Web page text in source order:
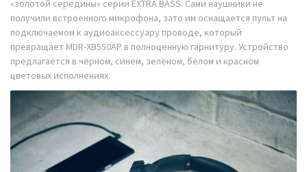
«золотой середины» серии EXTRA BASS. Сами наушники не
получили встроенного микрофона, зато им оснащается пульт на
подключаемом к аудиоаксессуару проводе, который
превращает MDR-XB550AP в полноценную гарнитуру. Устройство
предлагается в чёрном, синем, зелёном, белом и красном
цветовых исполнениях.